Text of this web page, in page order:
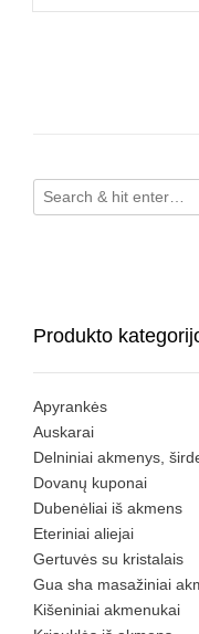
Produkto
Apyrankės
Auskarai
Delniniai akmenys,
Dovanų kuponai
Dubenėliai iš akmens
Eteriniai aliejai
Gertuvės su kristalais
Gua sha masažiniai
Kišeniniai akmenukai